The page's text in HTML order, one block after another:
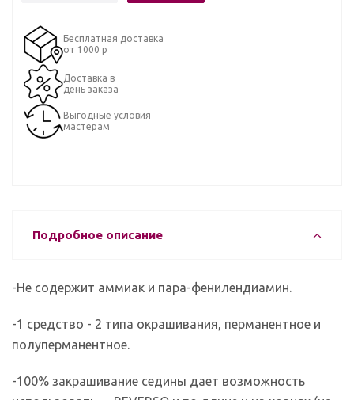
Бесплатная доставка
от 1000 р
Доставка в
день заказа
Выгодные условия
мастерам
Подробное описание
-Не содержит аммиак и пара-фенилендиамин.
-1 средство - 2 типа окрашивания, перманентное и
полуперманентное.
-100% закрашивание седины дает возможность